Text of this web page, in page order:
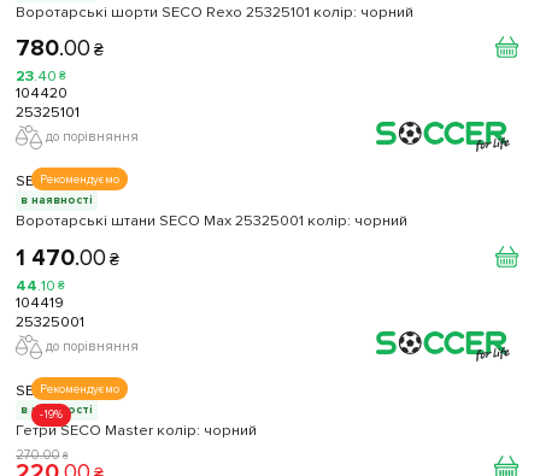
Воротарські шорти SECO Rexo 25325101 колiр: чорний
780.00 ₴
23.40 ₴
104420
25325101
до порівняння
Рекомендуємо
SECO
в наявності
Воротарські штани SECO Max 25325001 колiр: чорний
1 470.00 ₴
44.10 ₴
104419
25325001
до порівняння
Рекомендуємо
-19%
SECO
в наявності
Гетри SECO Master колір: чорний
270.00 ₴